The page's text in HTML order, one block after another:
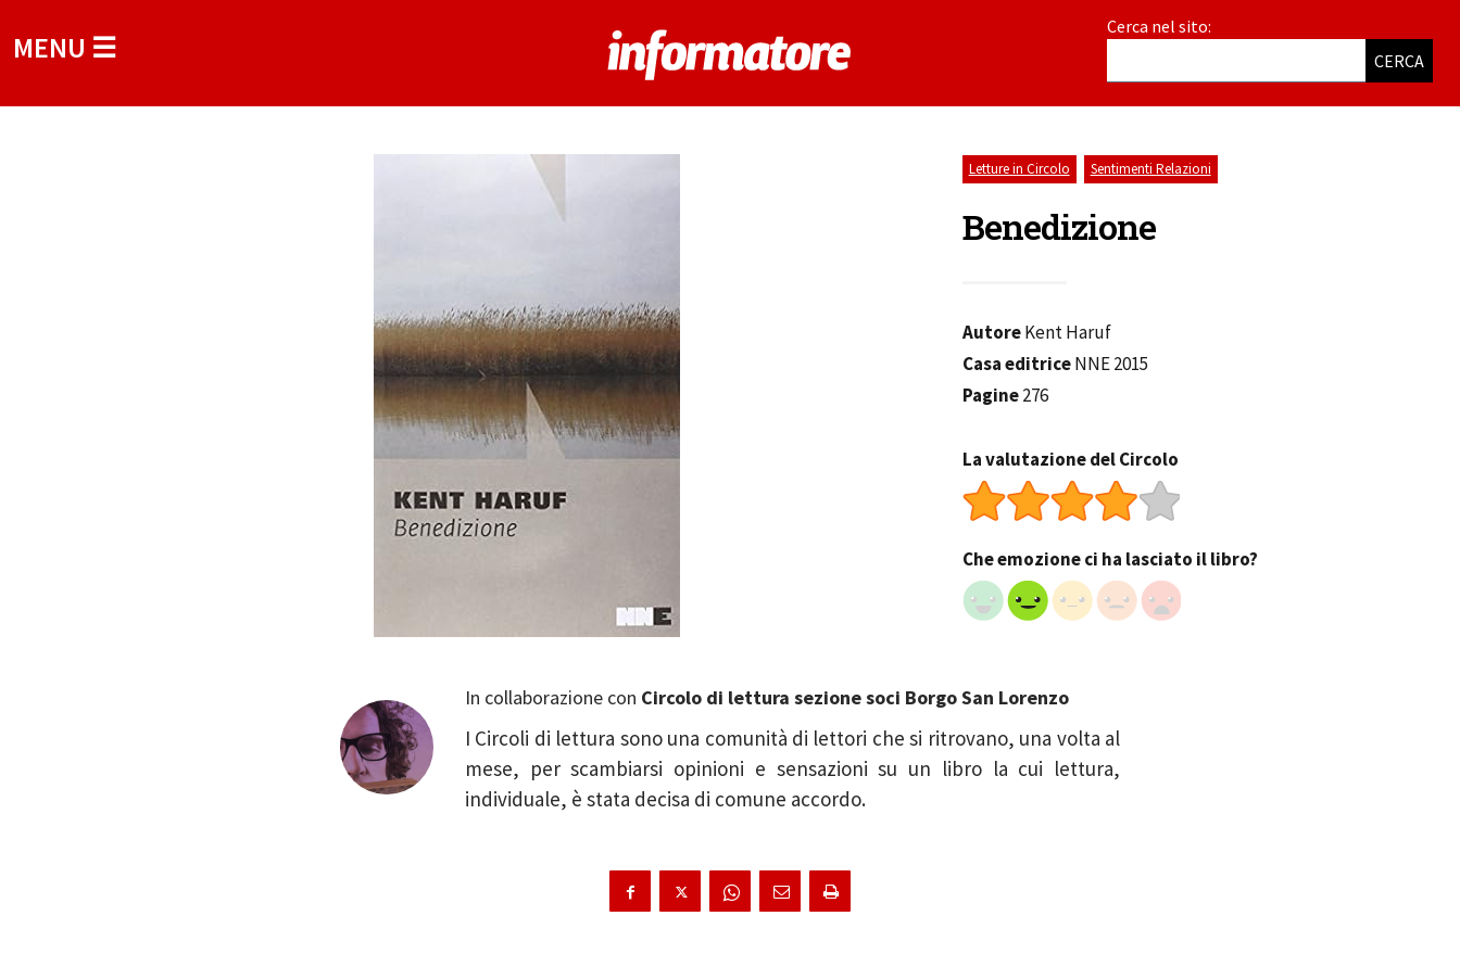
MENU ☰
Cerca nel sito:
CERCA
Letture in Circolo Sentimenti Relazioni
Benedizione
AutoreKent Haruf
Casa editriceNNE 2015
Pagine276
La valutazione del Circolo
Che emozione ci ha lasciato il libro?
In collaborazione con Circolo di lettura sezione soci Borgo San Lorenzo
I Circoli di lettura sono una comunità di lettori che si ritrovano, una volta al
mese, per scambiarsi opinioni e sensazioni su un libro la cui lettura,
individuale, è stata decisa di comune accordo.